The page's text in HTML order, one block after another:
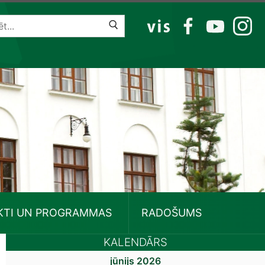
VIS FB YT IG
UN PROGRAMMAS RADOŠUMS
KALENDĀRS
jūnijs 2026